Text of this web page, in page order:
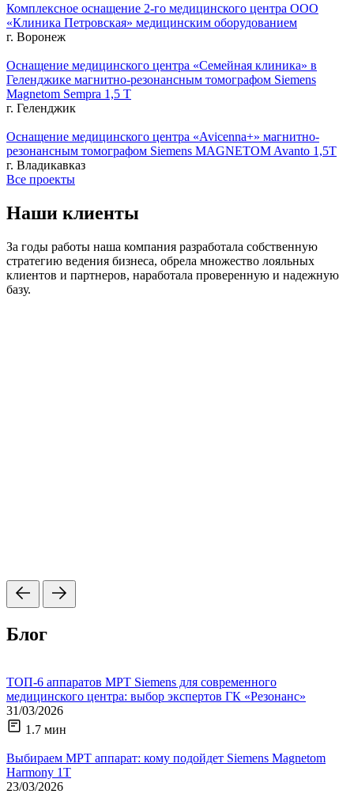
Комплексное оснащение 2-го медицинского центра ООО
«Клиника Петровская» медицинским оборудованием
г. Воронеж
Оснащение медицинского центра «Семейная клиника» в
Геленджике магнитно-резонансным томографом Siemens
Magnetom Sempra 1,5 Т
г. Геленджик
Оснащение медицинского центра «Avicenna+» магнитно-
резонансным томографом Siemens MAGNETOM Avanto 1,5Т
г. Владикавказ
Все проекты
Наши клиенты
За годы работы наша компания разработала собственную
стратегию ведения бизнеса, обрела множество лояльных
клиентов и партнеров, наработала проверенную и надежную
базу.
Блог
ТОП-6 аппаратов МРТ Siemens для современного
медицинского центра: выбор экспертов ГК «Резонанс»
31/03/2026
1.7 мин
Выбираем МРТ аппарат: кому подойдет Siemens Magnetom
Harmony 1Т
23/03/2026